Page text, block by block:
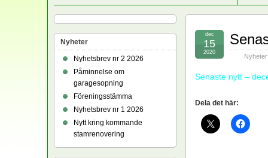
Nyheter
dec
15
2020
Senaste nytt –
Dela det här:
Nyheter
Nyhetsbrev nr 2 2026
Påminnelse om
garagesopning
Föreningsstämma
Nyhetsbrev nr 1 2026
Nytt kring kommande
stamrenovering